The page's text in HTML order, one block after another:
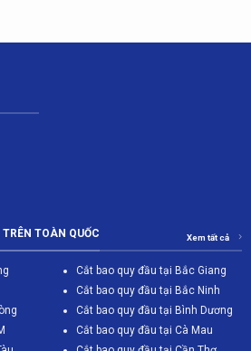
TOÀN QUỐC
Xem tất cả
Cắt bao quy đầu tại Bắc Giang
Cắt bao quy đầu tại Bắc Ninh
Cắt bao quy đầu tại Bình Dương
Cắt bao quy đầu tại Cà Mau